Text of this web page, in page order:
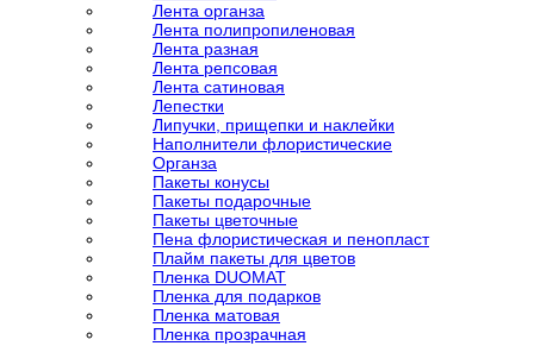
Лента органза
Лента полипропиленовая
Лента разная
Лента репсовая
Лента сатиновая
Лепестки
Липучки, прищепки и наклейки
Наполнители флористические
Органза
Пакеты конусы
Пакеты подарочные
Пакеты цветочные
Пена флористическая и пенопласт
Плайм пакеты для цветов
Пленка DUOMAT
Пленка для подарков
Пленка матовая
Пленка прозрачная